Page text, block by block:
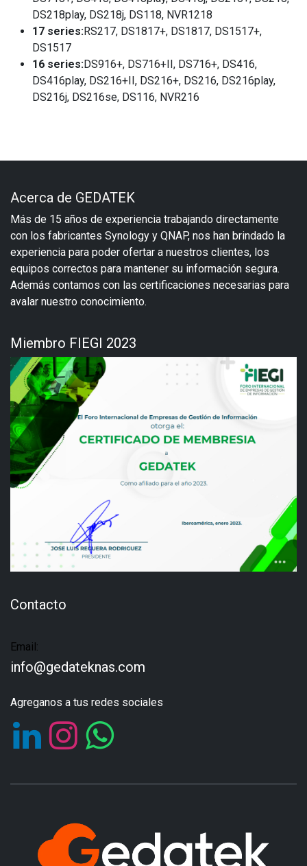
DS218play, DS218j, DS118, NVR1218
17 series:RS217, DS1817+, DS1817, DS1517+,
DS1517
16 series:DS916+, DS716+II, DS716+, DS416,
DS416play, DS216+II, DS216+, DS216, DS216play,
DS216j, DS216se, DS116, NVR216
Acerca de GEDATEK
Más de 15 años de experiencia trabajando directamente
con los fabricantes Synology y QNAP, nos han brindado la
experiencia para poder ofertar a nuestros clientes, los
equipos correctos para mantener su información segura.
Además contamos con las certificaciones necesarias para
avalar nuestro conocimiento.
Miembro FIEGI 2023
Contacto
Email:
info@gedateknas.com
Agreganos a tus redes sociales